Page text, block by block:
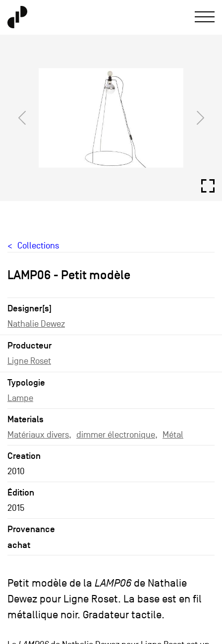
Collections
LAMP06 - Petit modèle
Designer[s]
Nathalie Dewez
Producteur
Ligne Roset
Typologie
Lampe
Materials
Matériaux divers dimmer électronique Métal
Creation
2010
Édition
2015
Provenance
achat
Petit modèle de la LAMP06de Nathalie
Dewez pour Ligne Roset. La base est en fil
métallique noir. Gradateur tactile.